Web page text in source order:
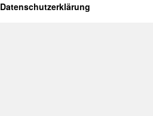
Datenschutzerklärung